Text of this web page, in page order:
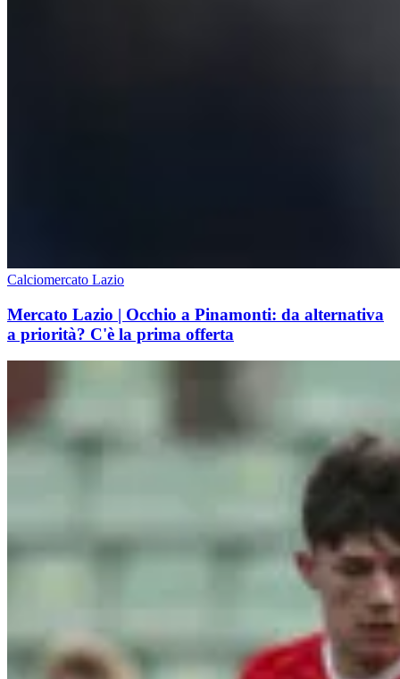
Calciomercato Lazio
Mercato Lazio | Occhio a Pinamonti: da alternativa
a priorità? C'è la prima offerta